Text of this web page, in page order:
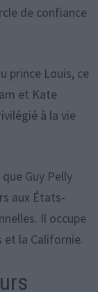
de confiance
prince Louis, ce
et Kate
à la vie
Guy Pelly
aux États-
Il occupe
et la Californie.